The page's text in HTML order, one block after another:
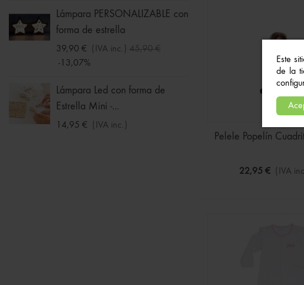
Este
de la
Lámpara PERSONALIZABLE con
forma de estrella
39,90 € (IVA inc.)
45,90 €
-13,07%
Lámpara Led con forma de
Estrella Mini -...
14,95 € (IVA inc.)
(IVA inc.)
Chaleco En
(IVA
Pelele Popelín
22,95 € (IVA